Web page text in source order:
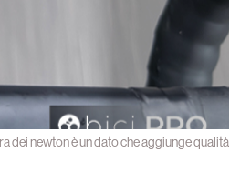
dei newton è un dato che aggiunge qualità